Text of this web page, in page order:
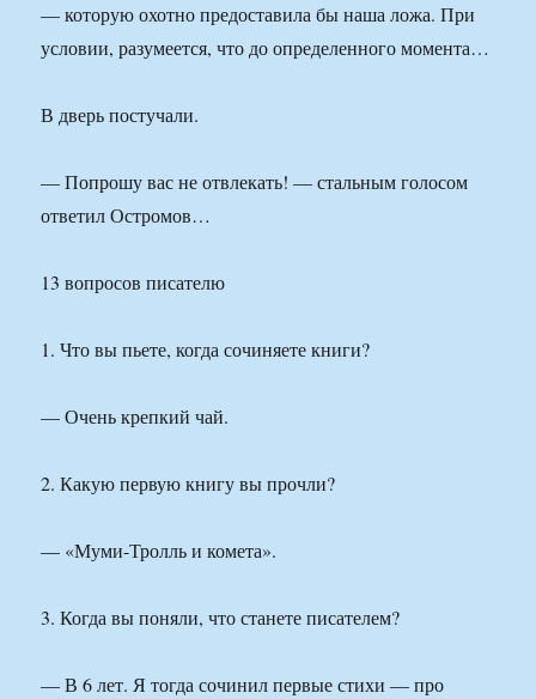
— которую охотно предоставила бы наша ложа. При
условии, разумеется, что до определенного момента…
В дверь постучали.
— Попрошу вас не отвлекать! — стальным голосом
ответил Остромов…
13 вопросов писателю
1. Что вы пьете, когда сочиняете книги?
— Очень крепкий чай.
2. Какую первую книгу вы прочли?
— «Муми-Тролль и комета».
3. Когда вы поняли, что станете писателем?
— В 6 лет. Я тогда сочинил первые стихи — про